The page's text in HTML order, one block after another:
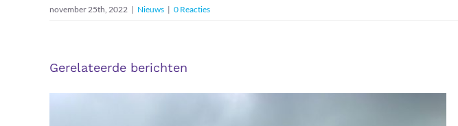
november 25th, 2022 | Nieuws | 0 Reacties
Gerelateerde berichten